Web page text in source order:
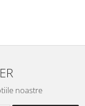
noastre